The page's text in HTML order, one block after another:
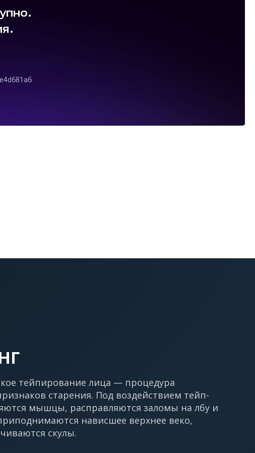
тейпирование лица — процедура
старения. Под воздействием тейп-
мышцы, расправляются заломы на лбу и
нависшее верхнее веко,
скулы.